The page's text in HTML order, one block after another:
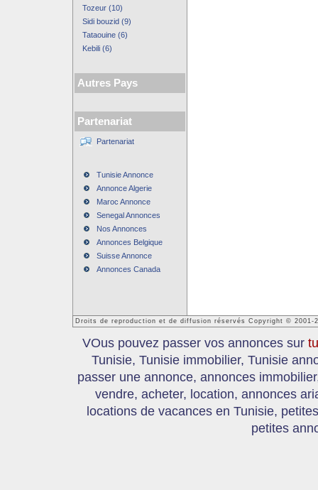
Tozeur (10)
Sidi bouzid (9)
Tataouine (6)
Kebili (6)
Autres Pays
Partenariat
Partenariat
Tunisie Annonce
Annonce Algerie
Maroc Annonce
Senegal Annonces
Nos Annonces
Annonces Belgique
Suisse Annonce
Annonces Canada
Droits de reproduction et de diffusion réservés Copyright © 2001-
VOus pouvez passer vos annonces sur
Tunisie, Tunisie immobilier, Tunisie
passer une annonce, annonces
vendre, acheter, location, annonces
locations de vacances en Tunisie,
petites